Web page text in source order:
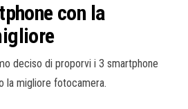
con la
deciso di proporvi i 3 smartphone
la migliore fotocamera.